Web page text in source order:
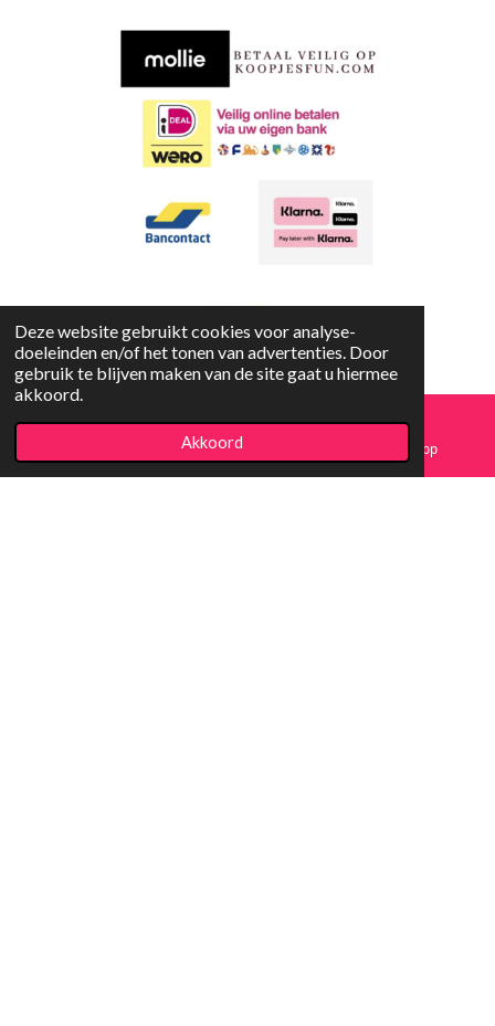
Deze website gebruikt cookies voor analyse-
doeleinden en/of het tonen van advertenties. Door
gebruik te blijven maken van de site gaat u hiermee
akkoord.
Akkoord
A
Copyright
Facebook WhatsApp